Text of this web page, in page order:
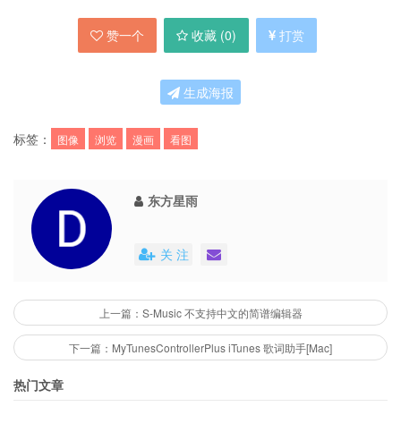
发的图像浏览器，内置许多漫画专用功能。新手可
ACDSee 多的方便性；老手可以使用 ACDSee 所
没有的图像增强显示技术，获得最完美的显示效
果。目前支持 JPG、UFO、GIF、PNG、BMP、
TIFF、ton、WMP、PDG 格式，可以直接从
ZIP、RAR 文件中读取图像文件而不需要生成临时
文件。
需要更完整的介绍，请大家访问：中文简体版说明
作者主页 | 主页下载 | 下载2
赞一个 收藏 (0) 打赏
生成海报
标签： 图像 浏览 漫画 看图
东方星雨
关 注
上一篇：S-Music 不支持中文的简谱编辑器
下一篇：MyTunesControllerPlus iTunes 歌词助手[Mac]
热门文章